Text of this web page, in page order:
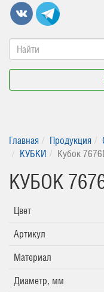
Главная Продукция
КУБКИ
Кубок
КУБОК
Цвет
Артикул
Материал
Диаметр, мм